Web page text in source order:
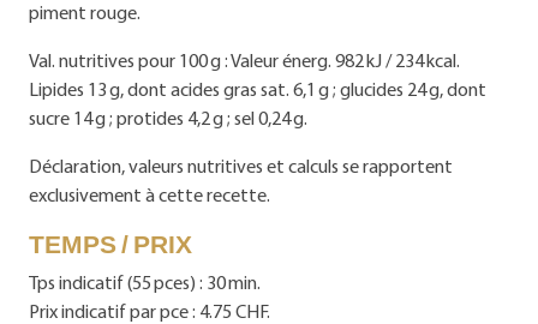
piment rouge.
Val. nutritives pour 100 g : Valeur énerg. 982 kJ / 234 kcal.
Lipides 13 g, dont acides gras sat. 6,1 g ; glucides 24 g, dont
sucre 14 g ; protides 4,2 g ; sel 0,24 g.
Déclaration, valeurs nutritives et calculs se rapportent
exclusivement à cette recette.
TEMPS / PRIX
Tps indicatif (55 pces) : 30 min.
Prix indicatif par pce : 4.75 CHF.